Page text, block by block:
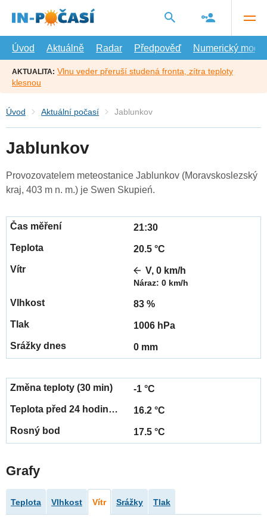
hlavní
Úvod
Aktuálně Radar Předpověď Numerický model
AKTUALITA: Vlnu veder přeruší studená fronta, zítra teploty
klesnou
Úvod Aktuální počasí Jablunkov
Jablunkov
Provozovatelem meteostanice Jablunkov (Moravskoslezský
kraj, 403 m n. m.) je Swen Skupień.
21:30
20.5 °C
V, 0 km/h
Náraz: 0 km/h
83 %
1006 hPa
0 mm
-1 °C
16.2 °C
17.5 °C
Grafy
Teplota Vlhkost Vítr Srážky Tlak